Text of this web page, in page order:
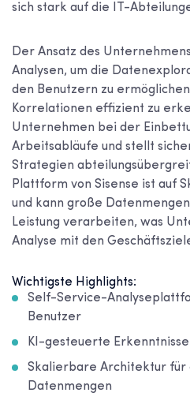
sich stark auf die IT-
Der Ansatz des
Analysen, um die
den Benutzern zu
Korrelationen effizient zu
Unternehmen bei der
Arbeitsabläufe und stellt
Strategien
Plattform von Sisense ist auf
und kann große
Leistung verarbeiten, was
Analyse mit den
Wichtigste Highlights:
Self-Service-
Benutzer
KI-gesteuerte
Skalierbare Architektur
Datenmengen